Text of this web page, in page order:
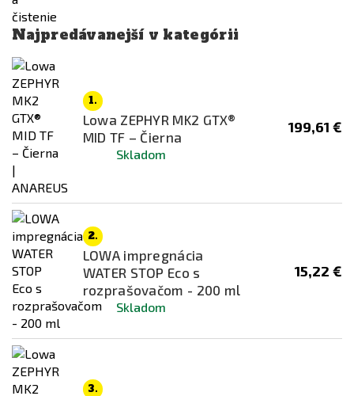
skladem
Farba
Čierna
Čierna / Zelená
Coyote
Hnedá
Piesočná
RAL 7013
Ranger Green
Šedá
Transparentná
Zelená
Najpredávanejší v kategórii
1.
Lowa ZEPHYR MK2 GTX®
MID TF – Čierna
Skladom
199,61 €
2.
LOWA impregnácia
WATER STOP Eco s
rozprašovačom - 200 ml
Skladom
15,22 €
3.